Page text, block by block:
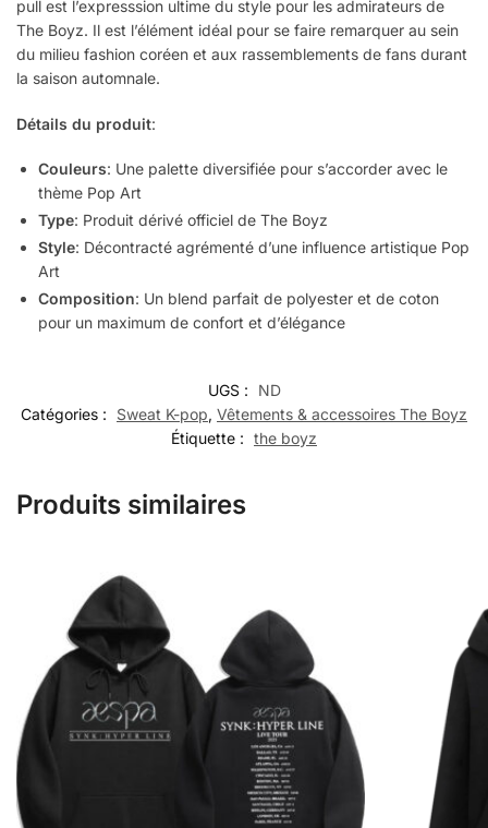
pull est l’expresssion ultime du style pour les admirateurs de
The Boyz. Il est l’élément idéal pour se faire remarquer au sein
du milieu fashion coréen et aux rassemblements de fans durant
la saison automnale.
Détails du produit:
Couleurs: Une palette diversifiée pour s’accorder avec le
thème Pop Art
Type: Produit dérivé officiel de The Boyz
Style: Décontracté agrémenté d’une influence artistique Pop
Art
Composition: Un blend parfait de polyester et de coton
pour un maximum de confort et d’élégance
UGS :
ND
Catégories :
Sweat K-pop, Vêtements & accessoires The Boyz
Étiquette : the boyz
Produits similaires